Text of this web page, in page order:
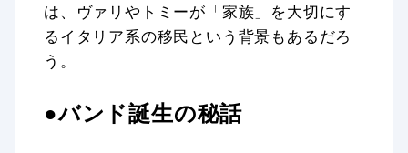
は、ヴァリやトミーが「家族」を大切にす
るイタリア系の移民という背景もあるだろ
う。
●バンド誕生の秘話